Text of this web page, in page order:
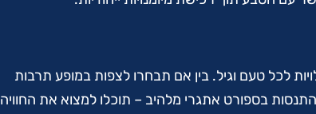
לכל טעם וגיל. בין אם תבחרו לצפות במופע תרבות
בספורט אתגרי מלהיב – תוכלו למצוא את החוויה